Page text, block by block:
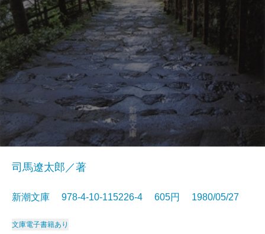
司馬遼太郎／著
新潮文庫 978-4-10-115226-4 605円 1980/05/27
文庫電子書籍あり